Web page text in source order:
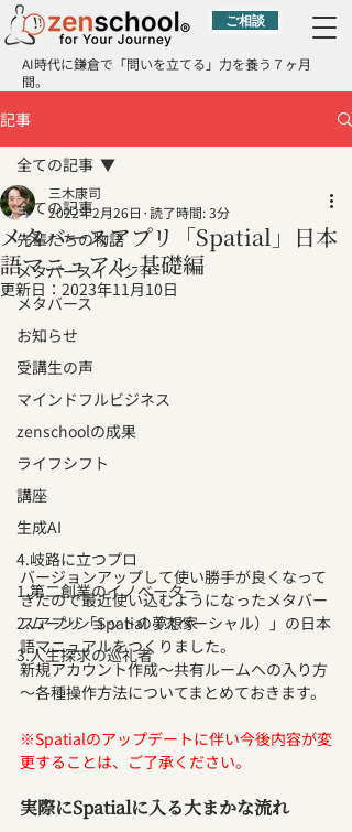
ご相談
AI時代に鎌倉で「問いを立てる」力を養う７ヶ月
間。
記事
全ての記事
先輩たちの物語
メタバースイベント
メタバース
お知らせ
受講生の声
マインドフルビジネス
zenschoolの成果
ライフシフト
講座
生成AI
4.岐路に立つプロ
1.第二創業のイノベーター
2.ムーンショットの夢想家
3.人生探求の巡礼者
全ての記事
メタバースアプリ「Spatial」日本
語マニュアル-基礎編
三木康司
2022年2月26日 読了時間: 3分
更新日： 2023年11月10日
バージョンアップして使い勝手が良くなって
きたので最近使い込むようになったメタバー
スアプリ「Spatial（スペーシャル）」の日本
語マニュアルをつくりました。
新規アカウント作成～共有ルームへの入り方
～各種操作方法についてまとめておきます。
※Spatialのアップデートに伴い今後内容が変
更することは、ご了承ください。
実際にSpatialに入る大まかな流れ